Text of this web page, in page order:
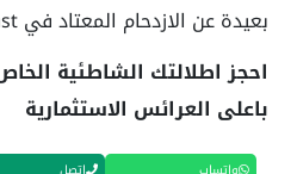
بعيدة عن الازدحام المعتاد في North Coast.
احجز اطلالتك الشاطئية
باعلى العرائس الاستثمارية
واتساب اتصل